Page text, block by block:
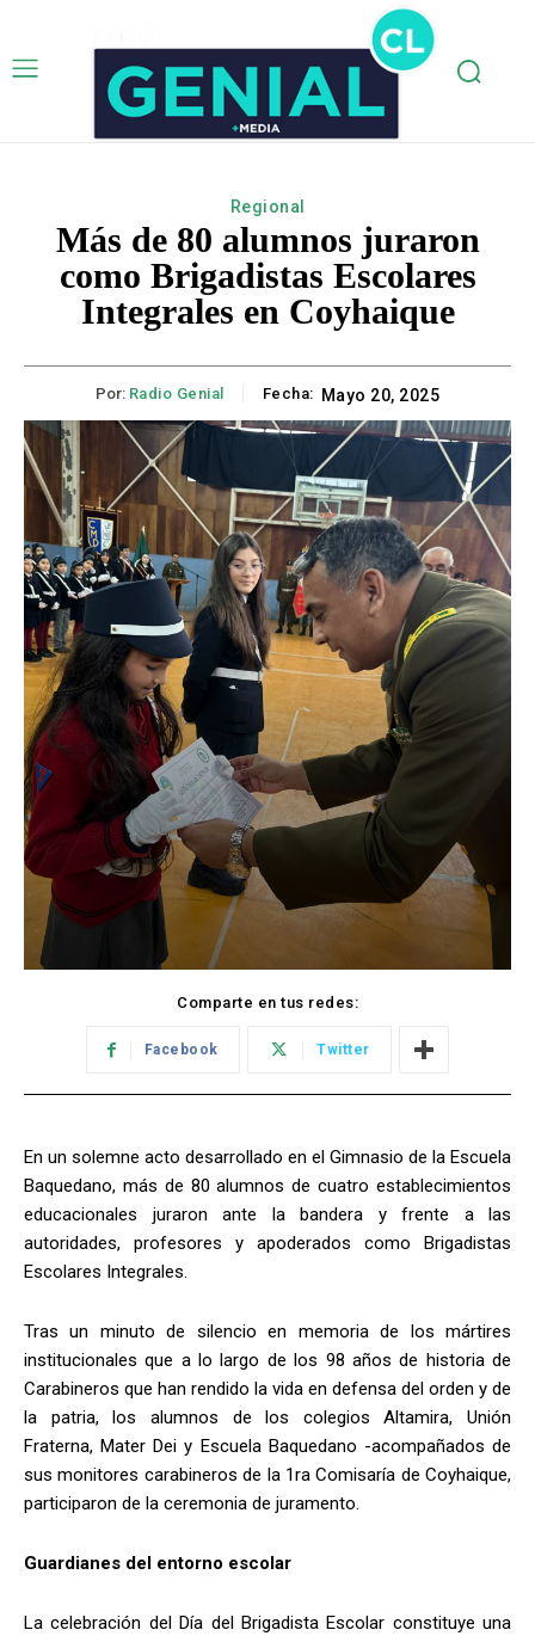
Regional
Más de 80 alumnos juraron
como Brigadistas Escolares
Integrales en Coyhaique
Por: Radio Genial Fecha: Mayo 20, 2025
Comparte en tus redes:
Facebook Twitter
En un solemne acto desarrollado en el Gimnasio de la Escuela
Baquedano, más de 80 alumnos de cuatro establecimientos
educacionales juraron ante la bandera y frente a las
autoridades, profesores y apoderados como Brigadistas
Escolares Integrales.
Tras un minuto de silencio en memoria de los mártires
institucionales que a lo largo de los 98 años de historia de
Carabineros que han rendido la vida en defensa del orden y de
la patria, los alumnos de los colegios Altamira, Unión
Fraterna, Mater Dei y Escuela Baquedano -acompañados de
sus monitores carabineros de la 1ra Comisaría de Coyhaique,
participaron de la ceremonia de juramento.
Guardianes del entorno escolar
La celebración del Día del Brigadista Escolar constituye una